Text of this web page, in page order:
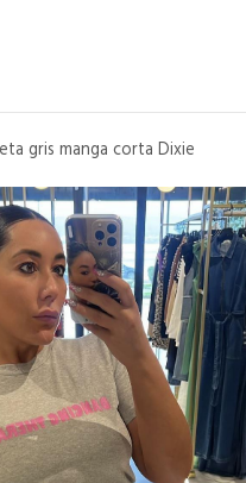
gris manga corta Dixie